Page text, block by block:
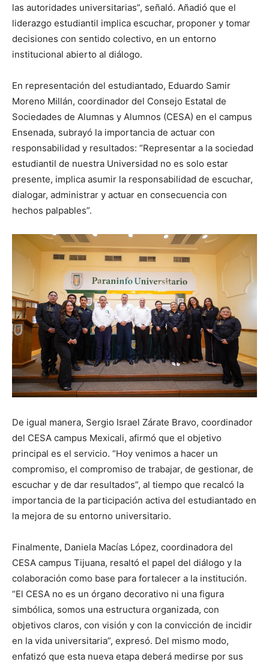
las autoridades universitarias”, señaló. Añadió que el
liderazgo estudiantil implica escuchar, proponer y tomar
decisiones con sentido colectivo, en un entorno
institucional abierto al diálogo.
En representación del estudiantado, Eduardo Samir
Moreno Millán, coordinador del Consejo Estatal de
Sociedades de Alumnas y Alumnos (CESA) en el campus
Ensenada, subrayó la importancia de actuar con
responsabilidad y resultados: “Representar a la sociedad
estudiantil de nuestra Universidad no es solo estar
presente, implica asumir la responsabilidad de escuchar,
dialogar, administrar y actuar en consecuencia con
hechos palpables”.
De igual manera, Sergio Israel Zárate Bravo, coordinador
del CESA campus Mexicali, afirmó que el objetivo
principal es el servicio. “Hoy venimos a hacer un
compromiso, el compromiso de trabajar, de gestionar, de
escuchar y de dar resultados”, al tiempo que recalcó la
importancia de la participación activa del estudiantado en
la mejora de su entorno universitario.
Finalmente, Daniela Macías López, coordinadora del
CESA campus Tijuana, resaltó el papel del diálogo y la
colaboración como base para fortalecer a la institución.
“El CESA no es un órgano decorativo ni una figura
simbólica, somos una estructura organizada, con
objetivos claros, con visión y con la convicción de incidir
en la vida universitaria”, expresó. Del mismo modo,
enfatizó que esta nueva etapa deberá medirse por sus